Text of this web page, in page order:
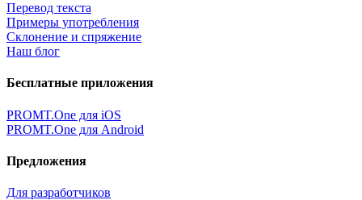
Перевод текста
Примеры употребления
Склонение и спряжение
Наш блог
Бесплатные приложения
PROMT.One для iOS
PROMT.One для Android
Предложения
Для разработчиков